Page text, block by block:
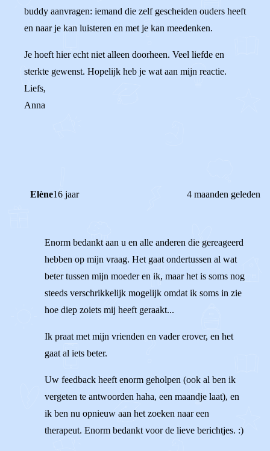
buddy aanvragen: iemand die zelf gescheiden ouders heeft
en naar je kan luisteren en met je kan meedenken.
Je hoeft hier echt niet alleen doorheen. Veel liefde en
sterkte gewenst. Hopelijk heb je wat aan mijn reactie.
Liefs,
Anna
Elène16 jaar 4 maanden geleden
Enorm bedankt aan u en alle anderen die gereageerd
hebben op mijn vraag. Het gaat ondertussen al wat
beter tussen mijn moeder en ik, maar het is soms nog
steeds verschrikkelijk mogelijk omdat ik soms in zie
hoe diep zoiets mij heeft geraakt...
Ik praat met mijn vrienden en vader erover, en het
gaat al iets beter.
Uw feedback heeft enorm geholpen (ook al ben ik
vergeten te antwoorden haha, een maandje laat), en
ik ben nu opnieuw aan het zoeken naar een
therapeut. Enorm bedankt voor de lieve berichtjes. :)